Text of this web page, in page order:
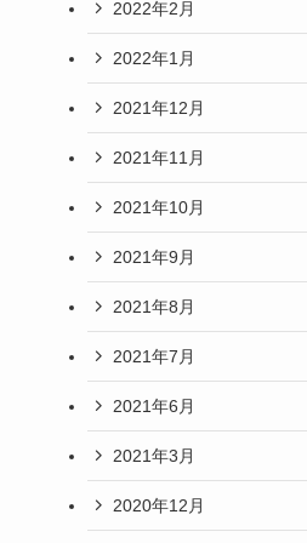
2022年2月
2022年1月
2021年12月
2021年11月
2021年10月
2021年9月
2021年8月
2021年7月
2021年6月
2021年3月
2020年12月